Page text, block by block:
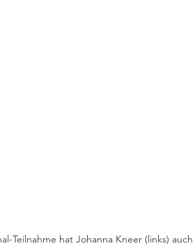
Teilnahme hat Johanna Kneer (links) auch